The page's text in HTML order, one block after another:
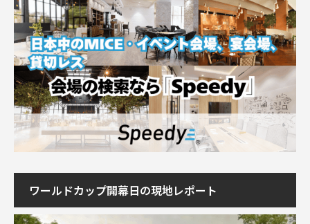
ワールドカップ開幕日の現地レポート